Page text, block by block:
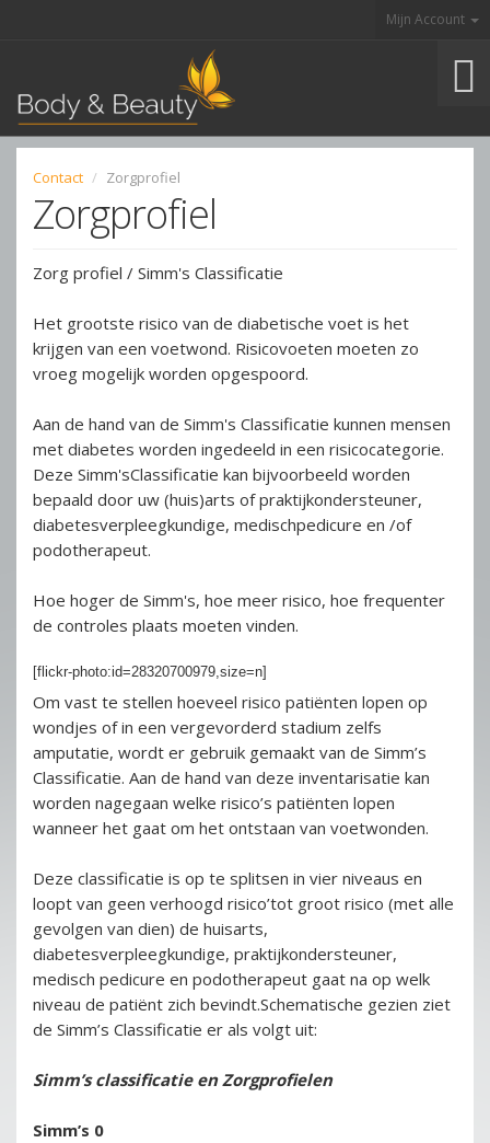
Mijn Account
navigation
Contact Zorgprofiel
Zorgprofiel
Zorg profiel / Simm's Classificatie
Het grootste risico van de diabetische voet is het
krijgen van een voetwond. Risicovoeten moeten zo
vroeg mogelijk worden opgespoord.
Aan de hand van de Simm's Classificatie kunnen mensen
met diabetes worden ingedeeld in een risicocategorie.
Deze Simm'sClassificatie kan bijvoorbeeld worden
bepaald door uw (huis)arts of praktijkondersteuner,
diabetesverpleegkundige, medischpedicure en /of
podotherapeut.
Hoe hoger de Simm's, hoe meer risico, hoe frequenter
de controles plaats moeten vinden.
[flickr-photo:id=28320700979,size=n]
Om vast te stellen hoeveel risico patiënten lopen op
wondjes of in een vergevorderd stadium zelfs
amputatie, wordt er gebruik gemaakt van de Simm’s
Classificatie. Aan de hand van deze inventarisatie kan
worden nagegaan welke risico’s patiënten lopen
wanneer het gaat om het ontstaan van voetwonden.
Deze classificatie is op te splitsen in vier niveaus en
loopt van geen verhoogd risico’tot groot risico (met alle
gevolgen van dien) de huisarts,
diabetesverpleegkundige, praktijkondersteuner,
medisch pedicure en podotherapeut gaat na op welk
niveau de patiënt zich bevindt.Schematische gezien ziet
de Simm’s Classificatie er als volgt uit:
Simm’s classificatie en Zorgprofielen
Simm’s 0